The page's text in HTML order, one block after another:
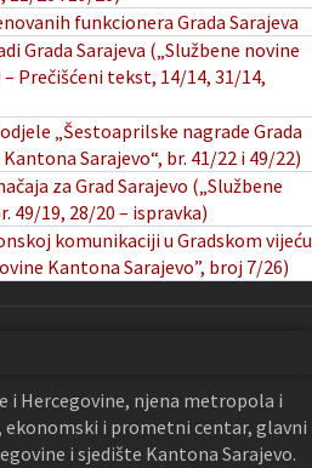
funkcionera Grada Sarajeva
Grada Sarajeva („Službene novine
Prečišćeni tekst, 14/14, 31/14,
„Šestoaprilske nagrade Grada
Sarajevo“, br. 41/22 i 49/22)
za Grad Sarajevo („Službene
49/19, 28/20 – ispravka)
komunikaciji u Gradskom vijeću
Kantona Sarajevo”, broj 7/26)
i Hercegovine, njena metropola i
i prometni centar, glavni
i sjedište Kantona Sarajevo.